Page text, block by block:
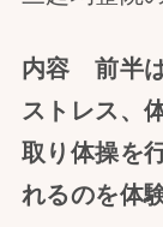
内容 前半は
ストレス、
取り体操を
れるのを体